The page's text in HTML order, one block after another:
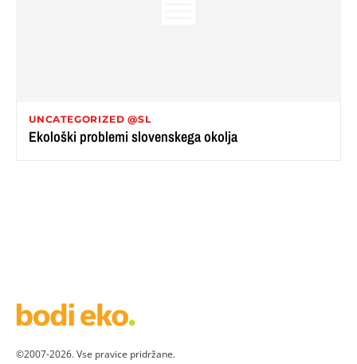
UNCATEGORIZED @SL
Ekološki problemi slovenskega okolja
©2007-2026. Vse pravice pridržane.